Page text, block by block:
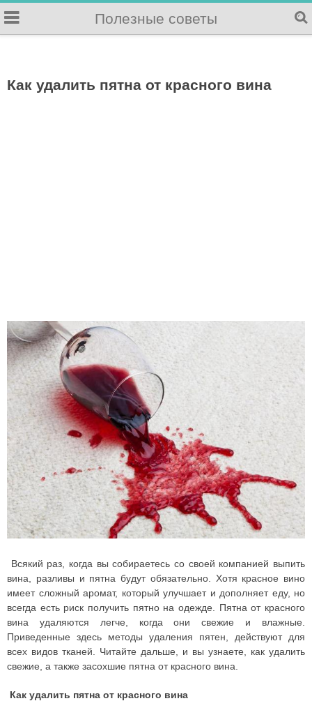
Полезные советы
Как удалить пятна от красного вина
Всякий раз, когда вы собираетесь со своей компанией выпить
вина, разливы и пятна будут обязательно. Хотя красное вино
имеет сложный аромат, который улучшает и дополняет еду, но
всегда есть риск получить пятно на одежде.
Пятна от красного
вина удаляются легче, когда они свежие и влажные.
Приведенные здесь методы удаления пятен, действуют для
всех видов тканей. Читайте дальше, и вы узнаете, как удалить
свежие, а также засохшие пятна от красного вина.
Как удалить пятна от красного вина